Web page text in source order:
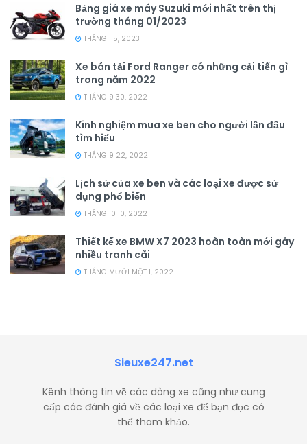
Bảng giá xe máy Suzuki mới nhất trên thị
trường tháng 01/2023
THÁNG 1 5, 2023
Xe bán tải Ford Ranger có những cải tiến gì
trong năm 2022
THÁNG 9 30, 2022
Kinh nghiệm mua xe ben cho người lần đầu
tìm hiểu
THÁNG 9 22, 2022
Lịch sử của xe ben và các loại xe được sử
dụng phổ biến
THÁNG 10 10, 2022
Thiết kế xe BMW X7 2023 hoàn toàn mới gây
nhiều tranh cãi
THÁNG MƯỜI MỘT 1, 2022
Sieuxe247.net
Kênh thông tin về các dòng xe cũng như cung
cấp các đánh giá về các loại xe để bạn đọc có
thể tham khảo.